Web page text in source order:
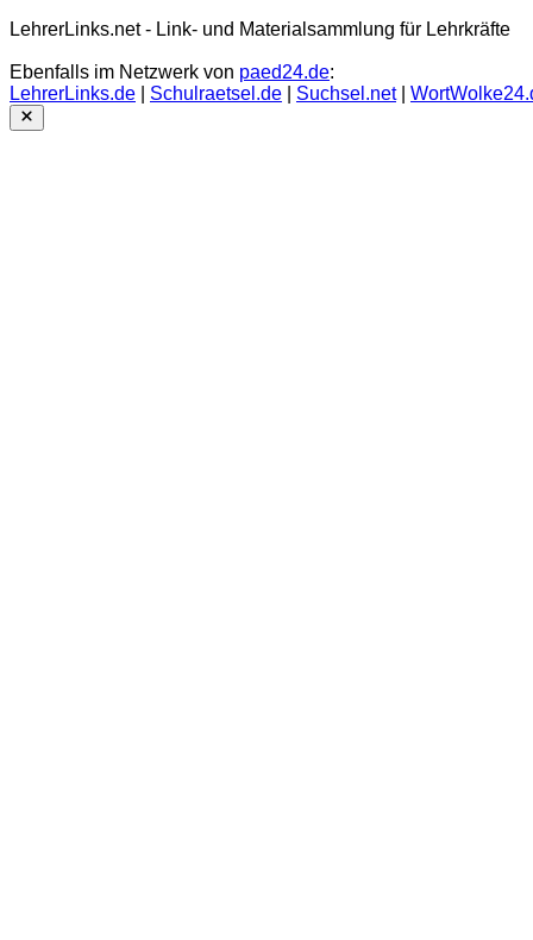
LehrerLinks.net - Link- und Materialsammlung für Lehrkräfte
Ebenfalls im Netzwerk von paed24.de:
LehrerLinks.de
Schulraetsel.de Suchsel.net|
Close